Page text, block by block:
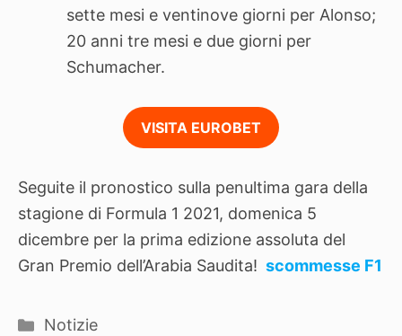
sette mesi e ventinove giorni per Alonso;
20 anni tre mesi e due giorni per
Schumacher.
VISITA EUROBET
Seguite il pronostico sulla penultima gara della
stagione di Formula 1 2021, domenica 5
dicembre per la prima edizione assoluta del
Gran Premio dell’Arabia Saudita! scommesse F1
Categorie
Notizie